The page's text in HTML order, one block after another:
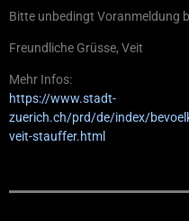
Bitte unbedingt Voranmeldung
Freundliche Grüsse, Veit
Mehr Infos:
https://www.stadt-
zuerich.ch/prd/de/index/
veit-stauffer.html